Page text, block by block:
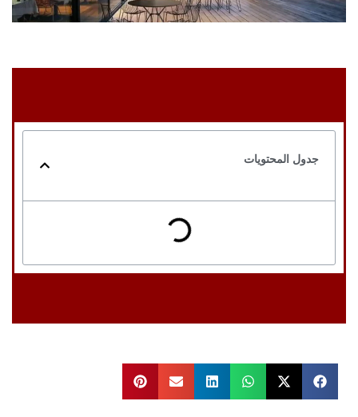
جدول المحتويات